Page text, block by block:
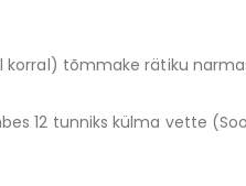
korral) tõmmake rätiku
12 tunniks külma vette